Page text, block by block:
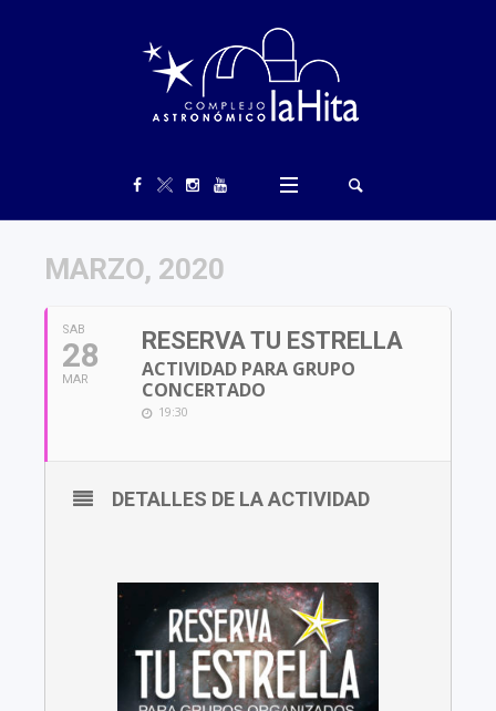
MARZO, 2020
SAB
28
MAR
RESERVA TU ESTRELLA
ACTIVIDAD PARA GRUPO
CONCERTADO
19:30
DETALLES DE LA ACTIVIDAD